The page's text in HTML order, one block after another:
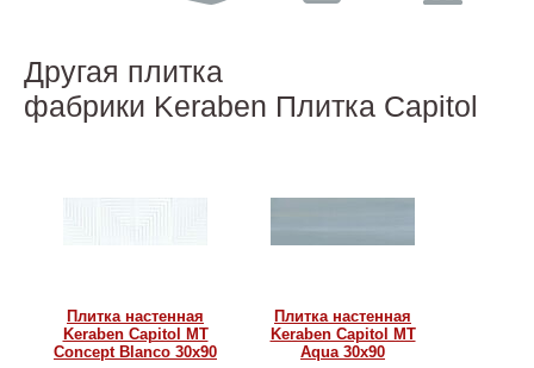
Другая плитка
фабрики Keraben Плитка Capitol
Плитка настенная
Keraben Capitol MT
Concept Blanco 30x90
Плитка настенная
Keraben Capitol MT
Aqua 30x90